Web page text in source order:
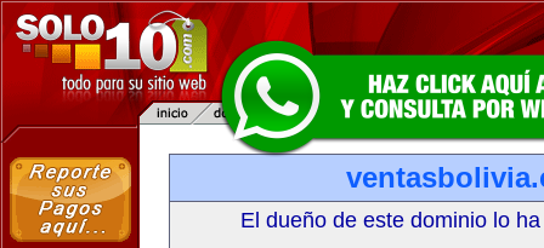
El dueño de este dominio lo